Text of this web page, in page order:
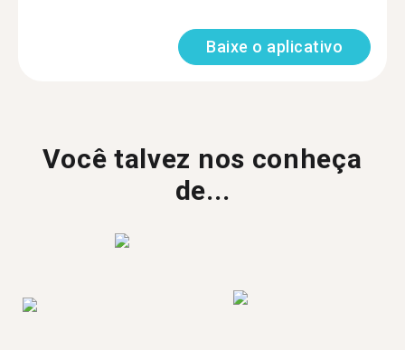
Baixe o aplicativo
Você talvez nos conheça
de...